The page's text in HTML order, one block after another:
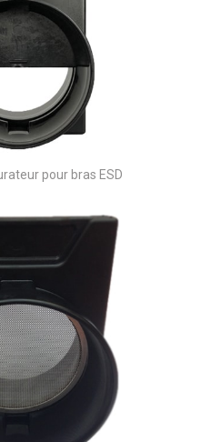
pour bras ESD